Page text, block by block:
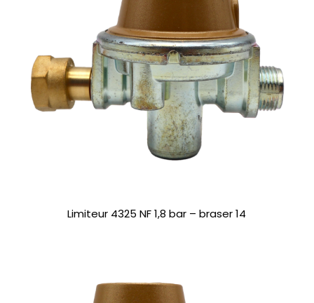
Limiteur 4325 NF 1,8 bar – braser 14